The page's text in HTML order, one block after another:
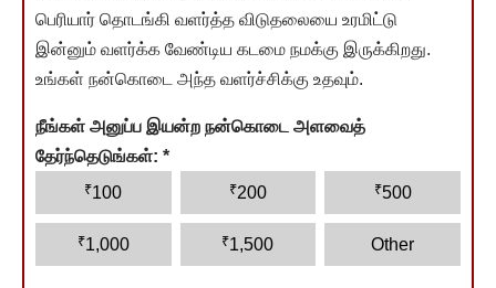
பெரியார் தொடங்கி வளர்த்த விடுதலையை உரமிட்டு
இன்னும் வளர்க்க வேண்டிய கடமை நமக்கு இருக்கிறது.
உங்கள் நன்கொடை அந்த வளர்ச்சிக்கு உதவும்.
நீங்கள் அனுப்ப இயன்ற நன்கொடை அளவைத்
தேர்ந்தெடுங்கள்: *
₹100 ₹200 ₹500
₹1,000 ₹1,500 Other